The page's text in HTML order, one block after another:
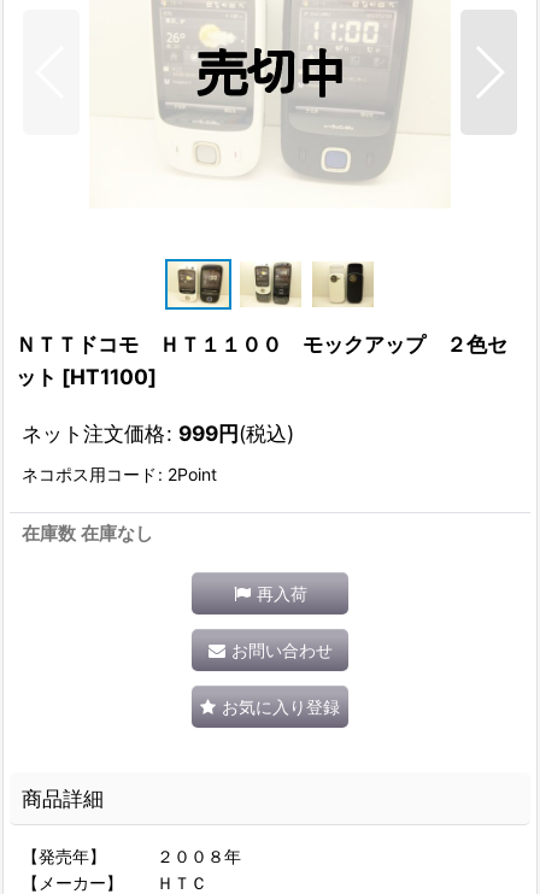
ＮＴＴドコモ ＨＴ１１００ モックアップ ２色セ
ット [HT1100]
ネット注文価格: 999円(税込)
ネコポス用コード : 2Point
在庫数 在庫なし
再入荷
お問い合わせ
お気に入り登録
商品詳細
【発売年】 ２００８年
【メーカー】 ＨＴＣ